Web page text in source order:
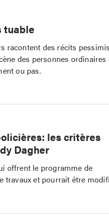
tuable
racontent des récits
des personnes ordinaires
ou pas.
les critères
Dagher
offrent le programme de
travaux et pourrait être